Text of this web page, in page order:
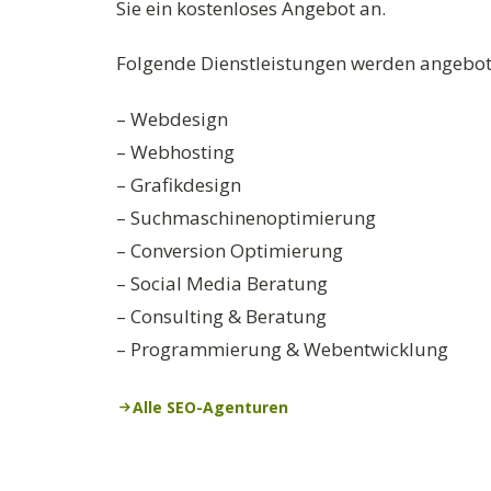
Sie ein kostenloses Angebot an.
Folgende Dienstleistungen werden
– Webdesign
– Webhosting
– Grafikdesign
– Suchmaschinenoptimierung
– Conversion Optimierung
– Social Media Beratung
– Consulting & Beratung
– Programmierung & Webentwicklung
Alle SEO-Agenturen